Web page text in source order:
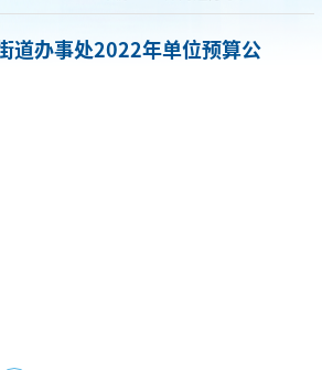
道办事处2022年单位预算公